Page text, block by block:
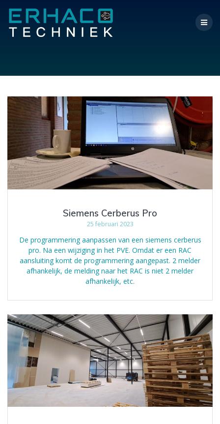
naar
de
inhoud
Siemens Cerberus Pro
25 februari 2023
De programmering aanpassen van een siemens cerberus
pro. Na een wijziging in het PVE. Omdat er een RAC
aansluiting komt de programmering aangepast. 2 melder
afhankelijk, de melding naar het RAC is niet 2 melder
afhankelijk, etc.